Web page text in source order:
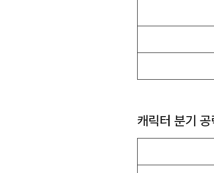
캐릭터 분기 공